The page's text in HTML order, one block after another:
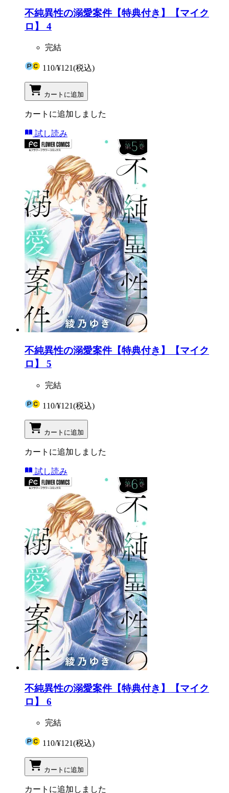
不純異性の溺愛案件【特典付き】【マイク
ロ】 4
完結
110/¥121(税込)
カートに追加
カートに追加しました
試し読み
不純異性の溺愛案件【特典付き】【マイク
ロ】 5
完結
110/¥121(税込)
カートに追加
カートに追加しました
試し読み
不純異性の溺愛案件【特典付き】【マイク
ロ】 6
完結
110/¥121(税込)
カートに追加
カートに追加しました